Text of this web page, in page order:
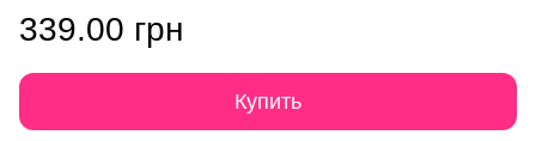
339.00 грн
Купить